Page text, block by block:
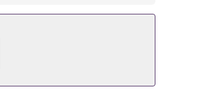
grátis no local.